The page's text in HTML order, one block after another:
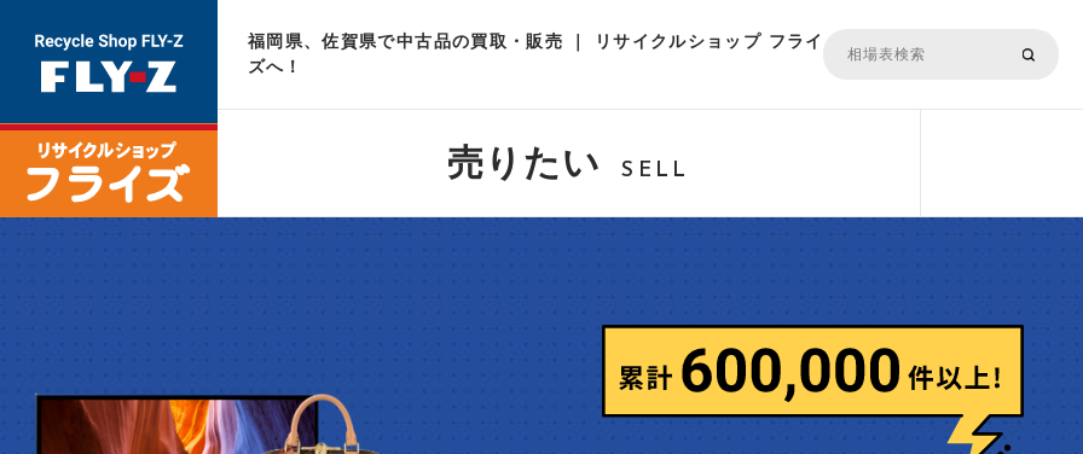
福岡県、佐賀県で中古品の買取・販売 ｜ リサイクルショップ フライ
ズへ！
売りたい SELL